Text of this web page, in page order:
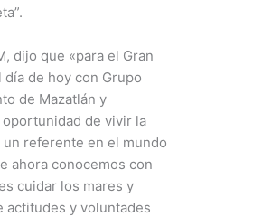
dijo que «para el Gran
de hoy con Grupo
de Mazatlán y
oportunidad de vivir la
referente en el mundo
ahora conocemos con
cuidar los mares y
actitudes y voluntades